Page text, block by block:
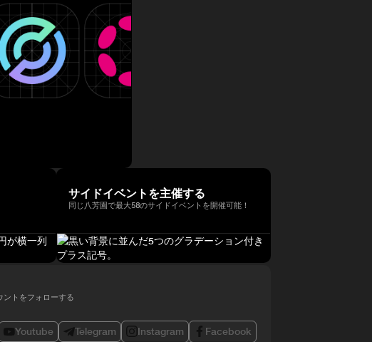
サイドイベントを主催する
同じ八芳園で最大58のサイドイベントを開催可能！
ントをフォローする
Youtube Telegram Instagram Facebook